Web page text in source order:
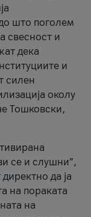
што поголем
свесност и
дека
и
силен
околу
Тошковски,
се и слушни”,
да ја
на пораката
на